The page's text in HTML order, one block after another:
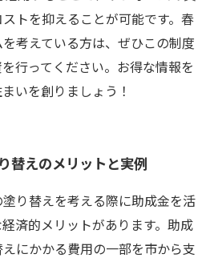
トを抑えることが可能です。春
考えている方は、ぜひこの制度
行ってください。お得な情報を
いを創りましょう！
替えのメリットと実例
り替えを考える際に助成金を活
済的メリットがあります。助成
にかかる費用の一部を市から支